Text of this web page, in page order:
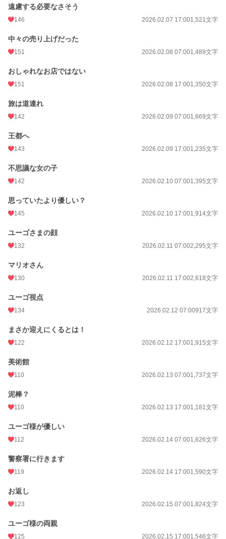
週間ポイント 323 pt (19,102 位)
年間ポイント
遠慮する必要なさそう
146 2026.02.07 17:001,521文字
中々の売り上げだった
151 2026.02.08 07:001,489文字
おしゃれなお店ではない
151 2026.02.08 17:001,350文字
旅は道連れ
142 2026.02.09 07:001,669文字
王都へ
143 2026.02.09 17:001,235文字
不思議な女の子
142 2026.02.10 07:001,395文字
思っていたより優しい？
145 2026.02.10 17:001,914文字
ユーゴさまの顔
132 2026.02.11 07:002,295文字
マリオさん
130 2026.02.11 17:002,618文字
ユーゴ視点
134 2026.02.12 07:00917文字
まさか迎えにくるとは！
122 2026.02.12 17:001,915文字
美術館
110 2026.02.13 07:001,737文字
泥棒？
110 2026.02.13 17:001,181文字
ユーゴ様が優しい
112 2026.02.14 07:001,626文字
警察署に行きます
119 2026.02.14 17:001,590文字
お返し
123 2026.02.15 07:001,824文字
ユーゴ様の両親
125 2026.02.15 17:001,546文字